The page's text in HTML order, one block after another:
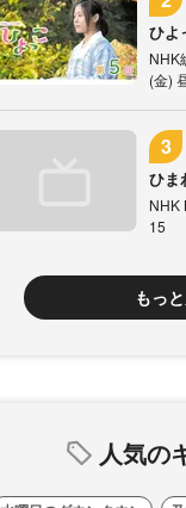
ひよ
NHK
(金)
ひま
NHK
15
もっ
人気の